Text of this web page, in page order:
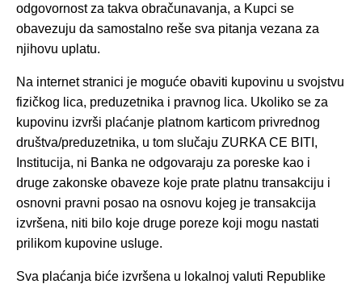
odgovornost za takva obračunavanja, a Kupci se
obavezuju da samostalno reše sva pitanja vezana za
njihovu uplatu.
Na internet stranici je moguće obaviti kupovinu u svojstvu
fizičkog lica, preduzetnika i pravnog lica. Ukoliko se za
kupovinu izvrši plaćanje platnom karticom privrednog
društva/preduzetnika, u tom slučaju ZURKA CE BITI,
Institucija, ni Banka ne odgovaraju za poreske kao i
druge zakonske obaveze koje prate platnu transakciju i
osnovni pravni posao na osnovu kojeg je transakcija
izvršena, niti bilo koje druge poreze koji mogu nastati
prilikom kupovine usluge.
Sva plaćanja biće izvršena u lokalnoj valuti Republike